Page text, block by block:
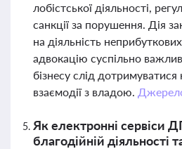
лобістської діяльності,
санкції за порушення. Дія
на діяльність
адвокацію суспільно
бізнесу слід
взаємодії з владою.
Як електронні сервіси
благодійній діяльності